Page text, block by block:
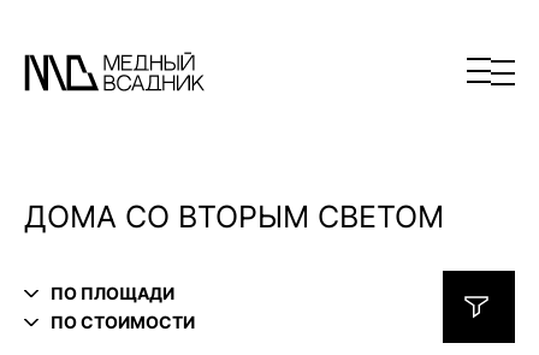
ДОМА СО ВТОРЫМ СВЕТОМ
ПО ПЛОЩАДИ
ПО СТОИМОСТИ